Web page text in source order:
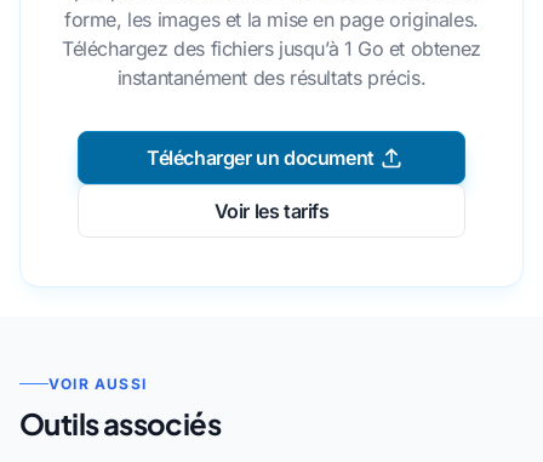
forme, les images et la mise en page originales.
Téléchargez des fichiers jusqu’à 1 Go et obtenez
instantanément des résultats précis.
Télécharger un document
Voir les tarifs
VOIR AUSSI
Outils associés